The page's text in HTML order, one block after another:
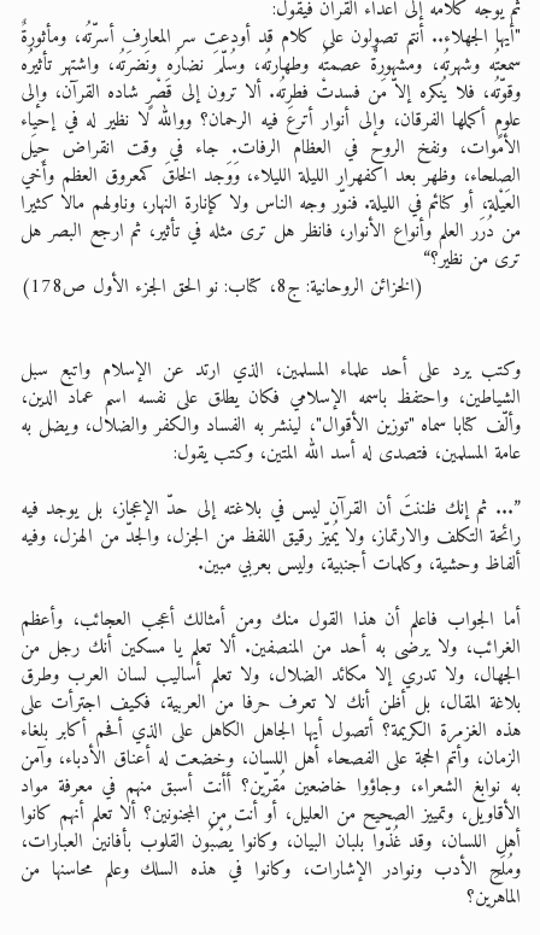
ثم يوجه كلامه إلى أعداء القرآن فيقول:
"أيها الجهلاء.. أنتم تصولون على كلام قد أودعت سر المعارف أسرّتُه، ومأثورةٌ
سمعتُه وشهرتُه، ومشهورةٌٌ عصمتُه وطهارتُه، وسُلّمَ نضارُه ونَضرَتُه، واشتهر تأثيرُه
وقوّتُه، فلا يُنكره إلاّ مَن فسدتْ فطرتُه. ألا ترون إلى قَصْرٍ شاده القرآن، وإلى
علومٍ أكملها الفرقان، وإلى أنوار أترعَ فيه الرحمان؟ ووالله لا نظير له في إحياء
الأموات، ونفخ الروح في العظام الرفات. جاء في وقت انقراض حِيَل
الصلحاء، وظهر بعد اكفهرار الليلة الليلاء، وَوَجد الخلقَ كمعروق العظم وأخي
العَيْلة، أو كنائم في الليلة. فنوّر وجه الناس ولا كإنارة النهار، وناولهم مالا كثيرا
من دُرَر العلم وأنواع الأنوار، فانظر هل ترى مثله في تأثير، ثم ارجع البصر هل
ترى من نظير؟“
(الخزائن الروحانية: ج8، كتاب: نو الحق الجزء الأول ص178)
وكتب يرد على أحد علماء المسلمين، الذي ارتد عن الإسلام واتبع سبل
الشياطين، واحتفظ باسمه الإسلامي فكان يطلق على نفسه اسم عماد الدين،
وألّف كتابا سماه "توزين الأقوال"، لينشر به الفساد والكفر والضلال، ويضل به
عامة المسلمين، فتصدى له أسد الله المتين، وكتب يقول:
”... ثم إنك ظننتَ أن القرآن ليس في بلاغته إلى حدّ الإعجاز، بل يوجد فيه
رائحة التكلف والارتماز، ولا يُميّز رقيق اللفظ من الجزل، والجدّ من الهزل، وفيه
ألفاظ وحشية، وكلمات أجنبية، وليس بعربي مبين.
أما الجواب فاعلم أن هذا القول منك ومن أمثالك أعجب العجائب، وأعظم
الغرائب، ولا يرضى به أحد من المنصفين. ألا تعلم يا مسكين أنك رجل من
الجهال، ولا تدري إلا مكائد الضلال، ولا تعلم أساليب لسان العرب وطرق
بلاغة المقال، بل أظن أنك لا تعرف حرفا من العربية، فكيف اجترأت على
هذه الغزمرة الكريمة؟ أتصول أيها الجاهل الكاهل على الذي أفحم أكابر بلغاء
الزمان، وأتم الحجة على الفصحاء أهل اللسان، وخضعت له أعناق الأدباء، وآمن
به نوابغ الشعراء، وجاؤوا خاضعين مُقرّين؟ أأنت أسبق منهم في معرفة مواد
الأقاويل، وتمييز الصحيح من العليل، أو أنت من المجنونين؟ ألا تعلم أنهم كانوا
أهل اللسان، وقد غُذّوا بلبان البيان، وكانوا يُصْبُون القلوب بأفانين العبارات،
ومُلَحِ الأدب ونوادر الإشارات، وكانوا في هذه السلك وعلم محاسنها من
الماهرين؟